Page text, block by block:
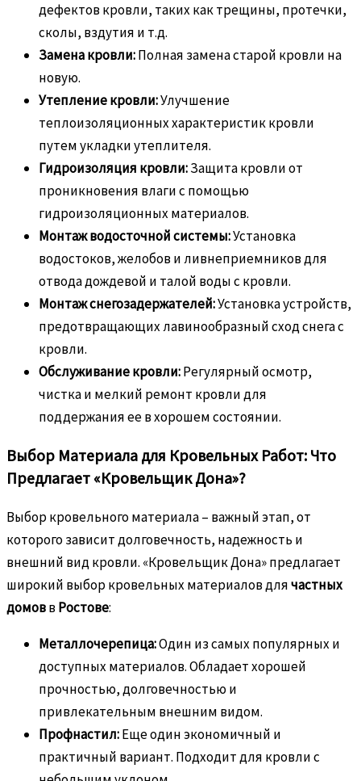
дефектов кровли, таких как трещины, протечки,
сколы, вздутия и т.д.
Замена кровли:Полная замена старой кровли на
новую.
Утепление кровли:Улучшение
теплоизоляционных характеристик кровли
путем укладки утеплителя.
Гидроизоляция кровли:Защита кровли от
проникновения влаги с помощью
гидроизоляционных материалов.
Монтаж водосточной системы:Установка
водостоков, желобов и ливнеприемников для
отвода дождевой и талой воды с кровли.
Монтаж снегозадержателей:Установка устройств,
предотвращающих лавинообразный сход снега с
кровли.
Обслуживание кровли:Регулярный осмотр,
чистка и мелкий ремонт кровли для
поддержания ее в хорошем состоянии.
Выбор Материала для Кровельных Работ: Что
Предлагает «Кровельщик Дона»?
Выбор кровельного материала – важный этап, от
которого зависит долговечность, надежность и
внешний вид кровли. «Кровельщик Дона» предлагает
широкий выбор кровельных материалов длячастных
домовв Ростове:
Металлочерепица:Один из самых популярных и
доступных материалов. Обладает хорошей
прочностью, долговечностью и
привлекательным внешним видом.
Профнастил:Еще один экономичный и
практичный вариант. Подходит для кровли с